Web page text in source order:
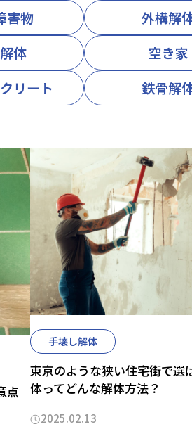
害物
外構解
体
空き家
リート 鉄骨解
点
手壊し解体
東京のような狭い住宅街で選
体ってどんな解体方法？
2025.02.13